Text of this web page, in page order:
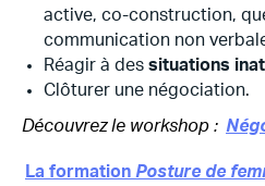
active, co-construction,
communication non
Réagir à des situations
Clôturer une négociation.
Découvrez le workshop :
La formation Posture de